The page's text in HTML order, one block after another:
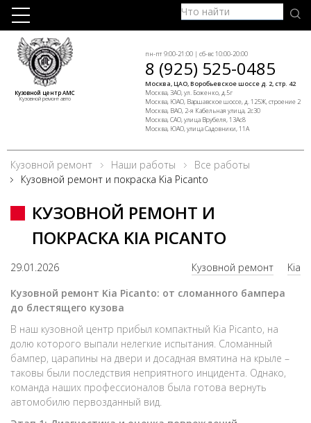
Кузовной центр АМС
Кузовной ремонт авто
пн-пт 9:00-21:00 | сб-вс 10:00-20:00
8 (925) 525-0485
Москва, ЦАО, Воробьевское шоссе д. 2, стр. 42
Москва, ЗАО, ул. Боженко, д.5г
Москва, ЮАО, Варшавское шоссе, д. 125Ж, строение 2
Москва, ВАО, 2-я Кабельная улица, 2с30
Москва, САО, улица Врубеля, 13Ас8
Москва, ЮАО, улица Садовники, 11А
Кузовной ремонт Наши работы
Все работы
Кузовной ремонт и покраска Kia Picanto
КУЗОВНОЙ РЕМОНТ И
ПОКРАСКА KIA PICANTO
29.01.2026 Кузовной ремонт
Kia
Кузовной ремонт Kia Picanto: от сломанного бампера
до блестящего кузова
В наш кузовной центр прибыл компактный Kia Picanto, на
долю которого выпали нелегкие испытания. Сломанный
бампер, царапины на двери и досадная вмятина на крыле –
таковы были последствия неприятного инцидента. Однако,
команда наших профессионалов была готова вернуть
автомобилю первозданный вид.